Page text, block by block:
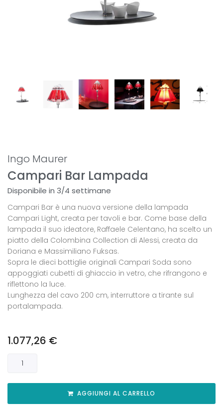
Ingo Maurer
Campari Bar Lampada
Disponibile in 3/4 settimane
Campari Bar è una nuova versione della lampada
Campari Light, creata per tavoli e bar. Come base della
lampada il suo ideatore, Raffaele Celentano, ha scelto un
piatto della Colombina Collection di Alessi, creata da
Doriana e Massimiliano Fuksas.
Sopra le dieci bottiglie originali Campari Soda sono
appoggiati cubetti di ghiaccio in vetro, che rifrangono e
riflettono la luce.
Lunghezza del cavo 200 cm, interruttore a tirante sul
portalampada.
1.077,26 €
AGGIUNGI AL CARRELLO